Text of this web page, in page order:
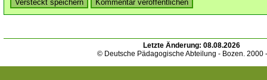
Letzte Änderung: 08.08.2026
© Deutsche Pädagogische Abteilung - Bozen. 2000